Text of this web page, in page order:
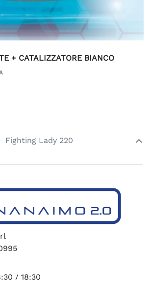
+ CATALIZZATORE BIANCO
Fighting Lady 220
/ 18:30